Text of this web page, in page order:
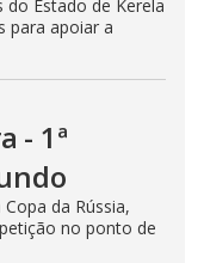
Estado de Kerela
para apoiar a
- 1ª
da Rússia,
no ponto de